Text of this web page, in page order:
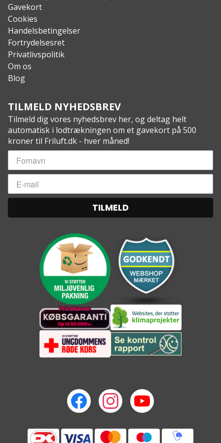
Pakkestørrelse: 7,62 x 20,3 cm
R-værdi: 1,3
Materiale: 75D Polyester
Garanti (produktionsfejl): Klymit Lifetime
Gavekort
Cookies
Handelsbetingelser
Fortrydelsesret
Privatlivspolitik
Om os
Blog
TILMELD NYHEDSBREV
Tilmeld dig vores nyhedsbrev her, og deltag helt
automatisk i lodtrækningen om et gavekort på 500
kroner til Friluft.dk - hver måned!
TILMELD